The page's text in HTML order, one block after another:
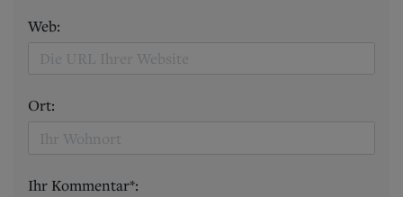
Web:
Ort:
Ihr Kommentar*: